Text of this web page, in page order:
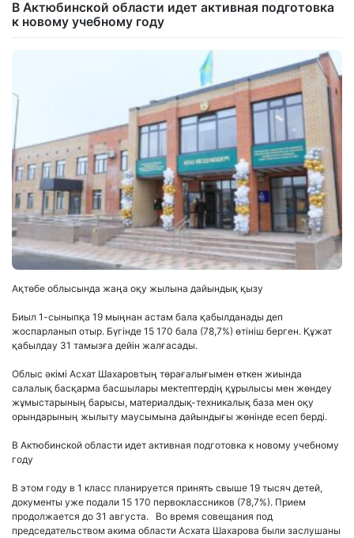
В Актюбинской области идет активная подготовка
к новому учебному году
Ақтөбе облысында жаңа оқу жылына дайындық қызу
Биыл 1-сыныпқа 19 мыңнан астам бала қабылданады деп
жоспарланып отыр. Бүгінде 15 170 бала (78,7%) өтініш берген. Құжат
қабылдау 31 тамызға дейін жалғасады.
Облыс әкімі Асхат Шахаровтың төрағалығымен өткен жиында
салалық басқарма басшылары мектептердің құрылысы мен жөндеу
жұмыстарының барысы, материалдық-техникалық база мен оқу
орындарының жылыту маусымына дайындығы жөнінде есеп берді.
В Актюбинской области идет активная подготовка к новому учебному
году
В этом году в 1 класс планируется принять свыше 19 тысяч детей,
документы уже подали 15 170 первоклассников (78,7%). Прием
продолжается до 31 августа. Во время совещания под
председательством акима области Асхата Шахарова были заслушаны